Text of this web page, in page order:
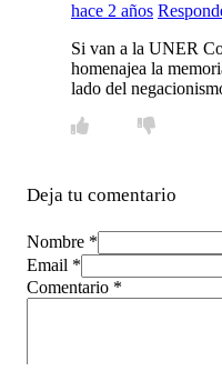
hace 2 años
Si van a la UNER
homenajea la
lado del
Deja tu comentario
Nombre *
Email *
Comentario *